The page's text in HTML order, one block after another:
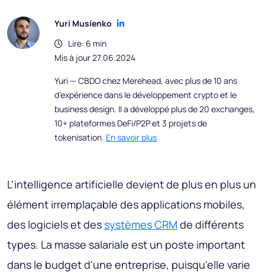
Yuri Musienko
Lire: 6 min
Mis à jour 27.06.2024
Yuri — CBDO chez Merehead, avec plus de 10 ans
d’expérience dans le développement crypto et le
business design. Il a développé plus de 20 exchanges,
10+ plateformes DeFi/P2P et 3 projets de
tokenisation. En savoir plus
L'intelligence artificielle devient de plus en plus un
élément irremplaçable des applications mobiles,
des logiciels et dessystèmes CRM de différents
types. La masse salariale est un poste important
dans le budget d'une entreprise, puisqu'elle varie